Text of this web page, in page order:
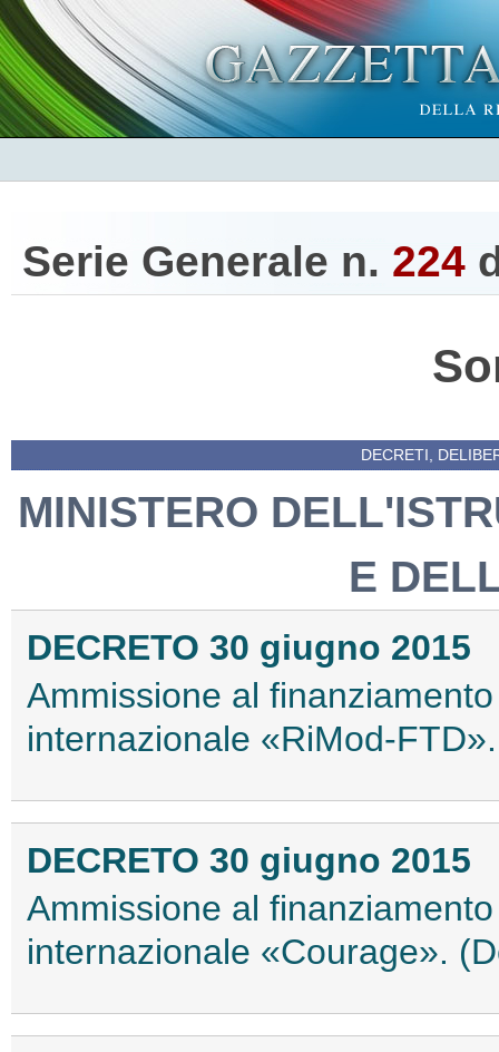
Serie Generale n. 224
DECRETI,
MINISTERO
E
DECRETO 30 giugno 2015
Ammissione al
internazionale «RiMod-
DECRETO 30 giugno 2015
Ammissione al
internazionale «Courage».